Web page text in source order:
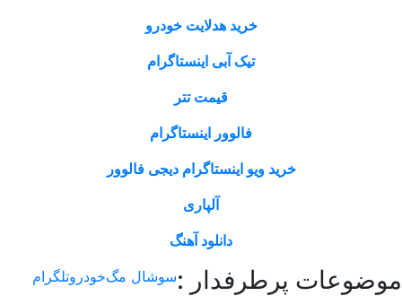
خرید هدلایت خودرو
تیک آبی اینستاگرام
قیمت تتر
فالوور اینستاگرام
خرید ویو اینستاگرام دیجی فالوور
آلپاری
دانلود آهنگ
پرطرفدار : سوشال مگخودروتلگرام